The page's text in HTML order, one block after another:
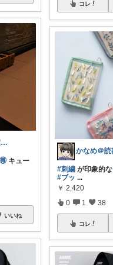
べる~暮らし×家事をラクに快適に
キュー
いいね
コレ
#刺繍 が印象的な
#ブッ ...
￥ 2,420
0 1 38
コレ